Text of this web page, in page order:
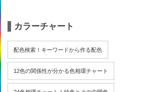
カラーチャート
配色検索！キーワードから作る配色
12色の関係性が分かる色相環チャート